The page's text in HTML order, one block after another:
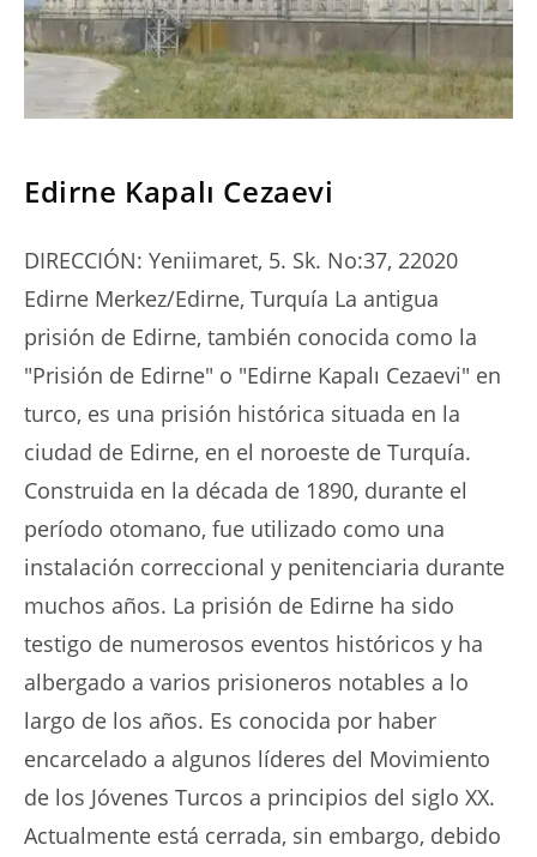
Edirne Kapalı Cezaevi
DIRECCIÓN: Yeniimaret, 5. Sk. No:37, 22020
Edirne Merkez/Edirne, Turquía La antigua
prisión de Edirne, también conocida como la
"Prisión de Edirne" o "Edirne Kapalı Cezaevi" en
turco, es una prisión histórica situada en la
ciudad de Edirne, en el noroeste de Turquía.
Construida en la década de 1890, durante el
período otomano, fue utilizado como una
instalación correccional y penitenciaria durante
muchos años. La prisión de Edirne ha sido
testigo de numerosos eventos históricos y ha
albergado a varios prisioneros notables a lo
largo de los años. Es conocida por haber
encarcelado a algunos líderes del Movimiento
de los Jóvenes Turcos a principios del siglo XX.
Actualmente está cerrada, sin embargo, debido